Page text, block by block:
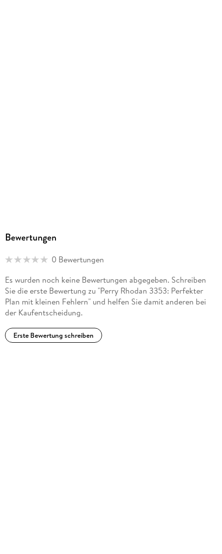
Bewertungen
0 Bewertungen
Es wurden noch keine Bewertungen abgegeben. Schreiben
Sie die erste Bewertung zu "Perry Rhodan 3353: Perfekter
Plan mit kleinen Fehlern" und helfen Sie damit anderen bei
der Kaufentscheidung.
Erste Bewertung schreiben